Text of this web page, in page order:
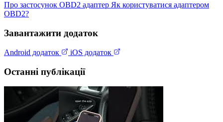
Про застосунок OBD2 адаптер Як користуватися адаптером
OBD2?
Завантажити додаток
Android додаток iOS додаток
Останні публікації